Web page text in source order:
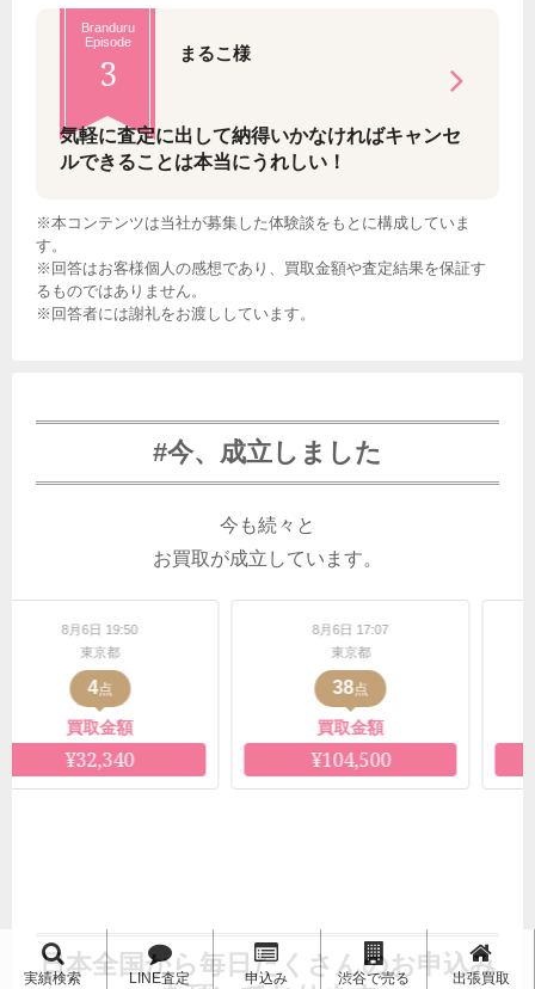
Branduru
Episode
3 まるこ様
気軽に査定に出して納得いかなければキャンセ
ルできることは本当にうれしい！
※本コンテンツは当社が募集した体験談をもとに構成していま
す。
※回答はお客様個人の感想であり、買取金額や査定結果を保証す
るものではありません。
※回答者には謝礼をお渡ししています。
#今、成立しました
今も続々と
お買取が成立しています。
日本全国から毎日たくさんのお申込み
実績検索 LINE査定 申込み 渋谷で売る 出張買取